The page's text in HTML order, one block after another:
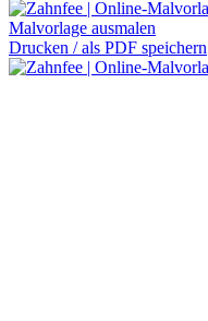
Malvorlage ausmalen
Drucken / als PDF speichern